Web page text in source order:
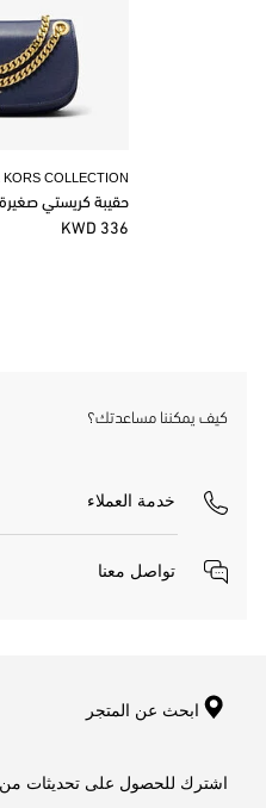
KORS COLLECTION
حقيبة كريستي
336 KWD
كيف يمكننا مساعدتك؟
خدمة العملاء
تواصل معنا
ابحث عن المتجر
اشترك للحصول على تحديثات